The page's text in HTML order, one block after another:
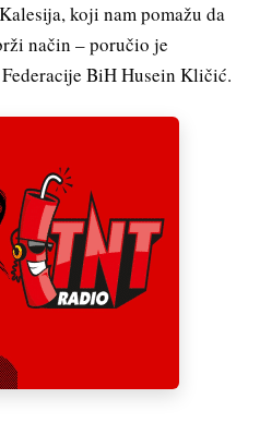
koji nam pomažu da
način – poručio je
BiH Husein Kličić.